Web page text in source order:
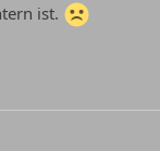
ist.